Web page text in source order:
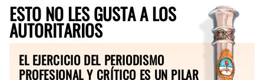
ESTO NO LES GUSTA A LOS
AUTORITARIOS
EL EJERCICIO DEL PERIODISMO
PROFESIONAL Y CRÍTICO ES UN PILAR